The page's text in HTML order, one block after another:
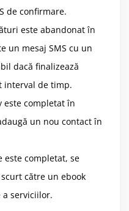
de confirmare.
este abandonat în
un mesaj SMS cu un
dacă finalizează
interval de timp.
este completat în
un nou contact în
completat, se
către un ebook
serviciilor.